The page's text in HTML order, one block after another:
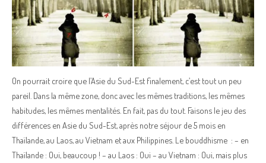
On pourrait croire que l’Asie du Sud-Est finalement, c’est tout un peu
pareil. Dans la même zone, donc avec les mêmes traditions, les mêmes
habitudes, les mêmes mentalités. En fait, pas du tout. Faisons le jeu des
différences en Asie du Sud-Est, après notre séjour de 5 mois en
Thaïlande, au Laos, au Vietnam et aux Philippines. Le bouddhisme : – en
Thaïlande : Oui, beaucoup ! – au Laos : Oui – au Vietnam : Oui, mais plus